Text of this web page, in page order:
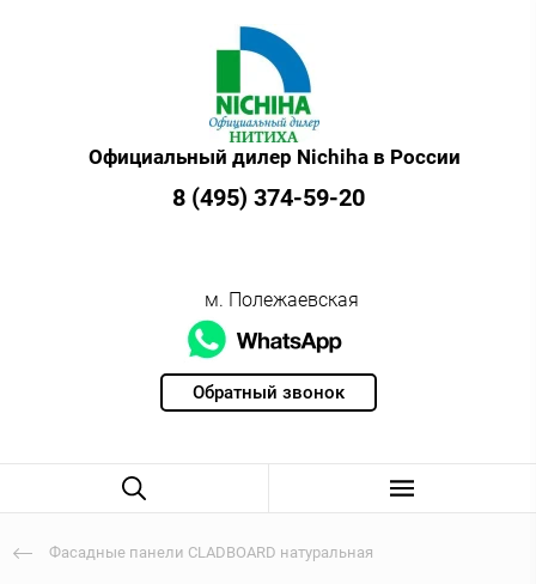
Обратный звонок
Официальный дилер Nichiha в России
8 (495) 374-59-20
м. Полежаевская
Фасадные панели CLADBOARD натуральная